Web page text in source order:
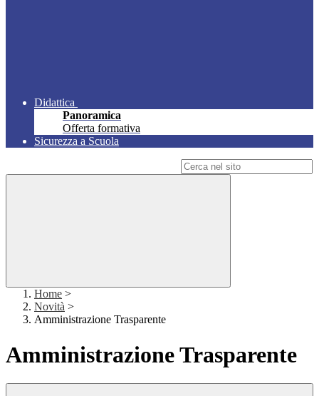
Didattica
Panoramica
Offerta formativa
Sicurezza a Scuola
Home >
Novità >
Amministrazione Trasparente
Amministrazione Trasparente